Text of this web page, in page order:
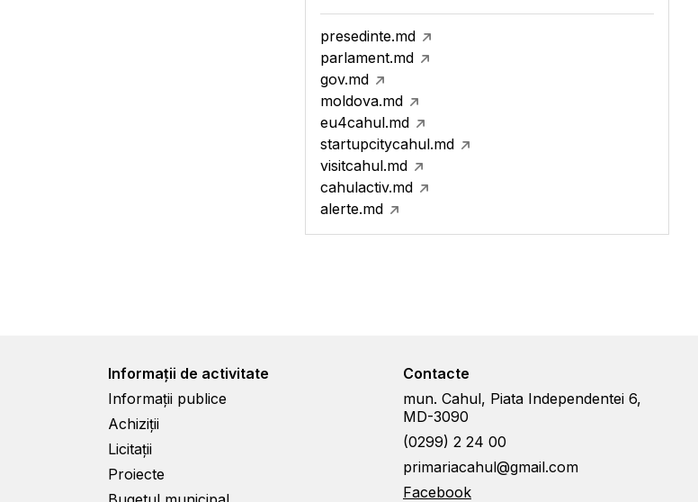
presedinte.md
parlament.md
gov.md
moldova.md
eu4cahul.md
startupcitycahul.md
visitcahul.md
cahulactiv.md
alerte.md
Informații de activitate
Informații publice
Achiziții
Licitații
Proiecte
Contacte
mun. Cahul, Piata Independentei 6,
MD-3090
(0299) 2 24 00
primariacahul@gmail.com
Facebook